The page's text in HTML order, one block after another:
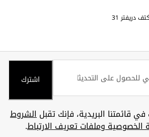
دريفتر 31
اشترك
قائمتنا البريدية، فإنك تقبلالشروط
وملفات تعريف الارتباط.